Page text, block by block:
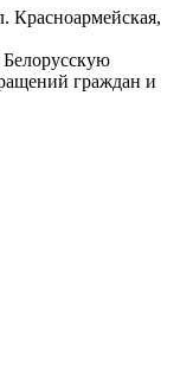
Красноармейская,
граждан и